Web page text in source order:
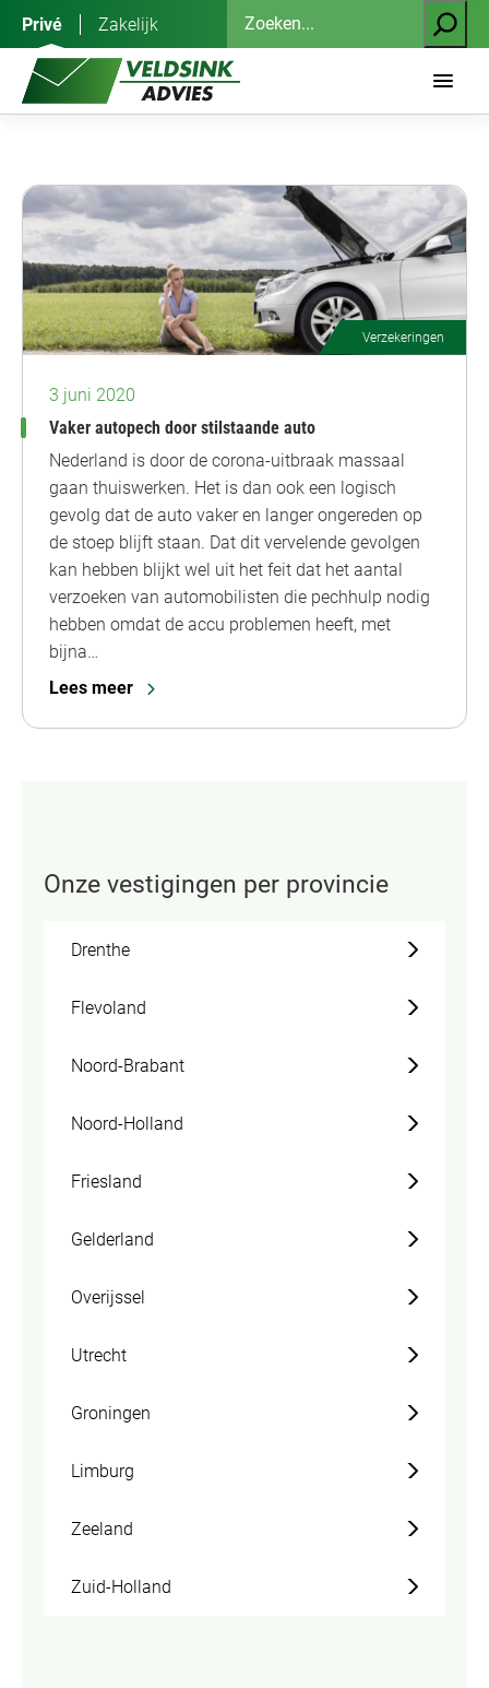
inhoud
Privé Zakelijk
Zoeken
Verzekeringen
3 juni 2020
Vaker autopech door stilstaande auto
Nederland is door de corona-uitbraak massaal
gaan thuiswerken. Het is dan ook een logisch
gevolg dat de auto vaker en langer ongereden op
de stoep blijft staan. Dat dit vervelende gevolgen
kan hebben blijkt wel uit het feit dat het aantal
verzoeken van automobilisten die pechhulp nodig
hebben omdat de accu problemen heeft, met
bijna…
Lees meer
Onze vestigingen per provincie
Drenthe
Flevoland
Noord-Brabant
Noord-Holland
Friesland
Gelderland
Overijssel
Utrecht
Groningen
Limburg
Zeeland
Zuid-Holland